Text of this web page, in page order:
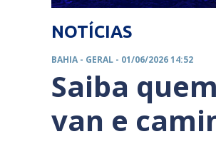
NOTÍCIAS
BAHIA - GERAL - 01/06/2026 14:52
Saiba
van e